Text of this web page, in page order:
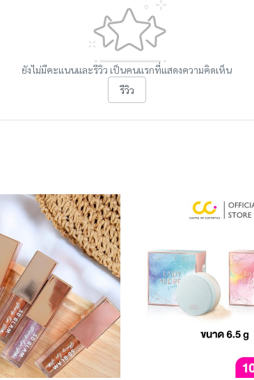
ยังไม่มีคะแนนและรีวิว เป็นคนแรกที่แสดงความคิดเห็น
รีวิว